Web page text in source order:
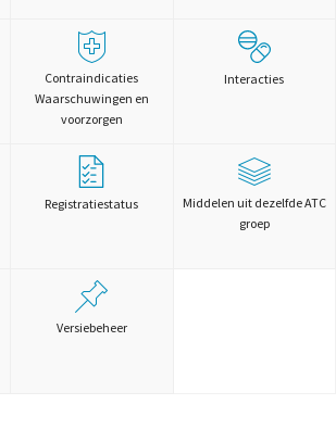
Contraindicaties
Waarschuwingen en
voorzorgen
Interacties
Registratiestatus
Middelen uit dezelfde ATC
groep
Versiebeheer